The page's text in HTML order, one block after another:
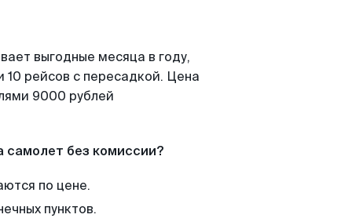
выгодные месяца в году,
рейсов с пересадкой. Цена
9000 рублей
самолет без комиссии?
по цене.
пунктов.